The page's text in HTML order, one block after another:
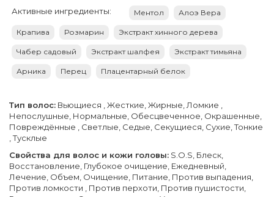
Активные ингредиенты: Ментол Алоэ Вера
Крапива Розмарин Экстракт хинного дерева
Чабер садовый Экстракт шалфея Экстракт тимьяна
Арника Перец Плацентарный белок
Тип волос: Вьющиеся , Жесткие, Жирные, Ломкие ,
Непослушные, Нормальные, Обесцвеченное, Окрашенные,
Повреждённые , Светлые, Седые, Секущиеся, Сухие, Тонкие
, Тусклые
Свойства для волос и кожи головы: S.O.S, Блеск,
Восстановление, Глубокое очищение, Ежедневный,
Лечение, Объем, Очищение, Питание, Против выпадения,
Против ломкости , Против перхоти, Против пушистости,